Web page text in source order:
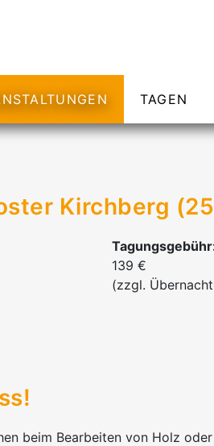
TAGEN
Kirchberg
139 €
(zzgl.
beim Bearbeiten von Holz oder